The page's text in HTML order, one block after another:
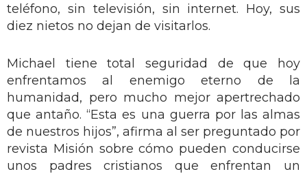
teléfono, sin televisión, sin internet. Hoy, sus
diez nietos no dejan de visitarlos.
Michael tiene total seguridad de que hoy
enfrentamos al enemigo eterno de la
humanidad, pero mucho mejor apertrechado
que antaño. “Esta es una guerra por las almas
de nuestros hijos”, afirma al ser preguntado por
revista Misión sobre cómo pueden conducirse
unos padres cristianos que enfrentan un